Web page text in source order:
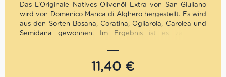
Das L’Originale Natives Olivenöl Extra von San Giuliano
wird von Domenico Manca di Alghero hergestellt. Es wird
aus den Sorten Bosana, Coratina, Ogliarola, Carolea und
Semidana gewonnen. Im Ergebnis ist es zart und
auch zu Gebäck, Desserts und Gemüsepommes.
11,40 €